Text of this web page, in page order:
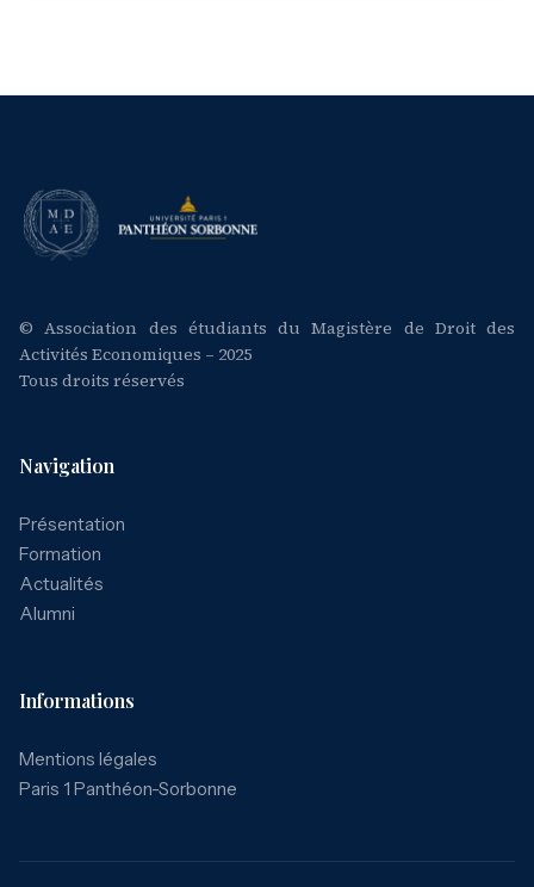
© Association des étudiants du Magistère de Droit des
Activités Economiques – 2025
Tous droits réservés
Navigation
Présentation
Formation
Actualités
Alumni
Informations
Mentions légales
Paris 1 Panthéon-Sorbonne